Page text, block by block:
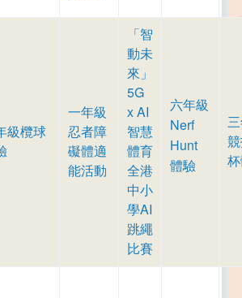
級欖球
一年級
忍者障
礙體適
能活動
「智
動未
來」
5G
x AI
智慧
體育
全港
中小
學AI
跳繩
比賽
六年級
Nerf
Hunt
體驗